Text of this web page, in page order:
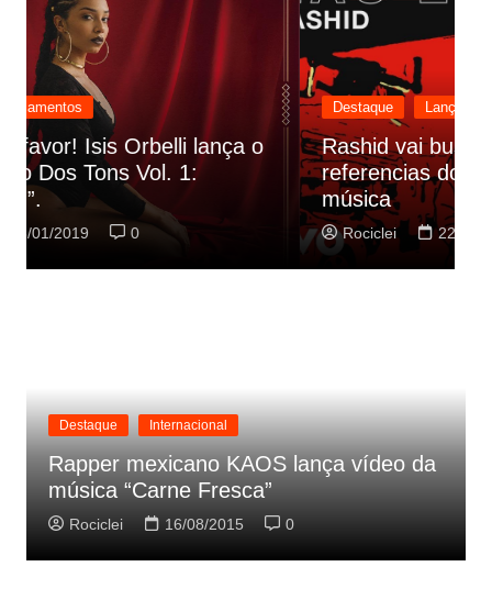
Destaque Lançamentos
Rashid vai buscar nos HQs as
referencias do clipe de sua nova
música
Rociclei 22/01/2019
Destaque Internacional
Rapper mexicano KAOS lança vídeo da
música “Carne Fresca”
Rociclei 16/08/2015 0